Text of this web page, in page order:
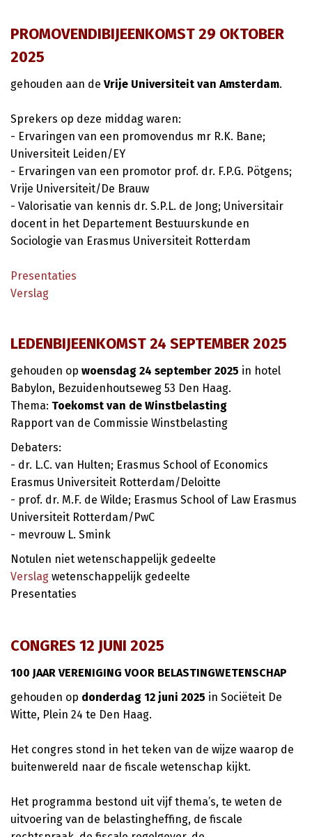
PROMOVENDIBIJEENKOMST 29 OKTOBER
2025
gehouden aan de Vrije Universiteit van Amsterdam.
Sprekers op deze middag waren:
- Ervaringen van een promovendus mr R.K. Bane;
Universiteit Leiden/EY
- Ervaringen van een promotor prof. dr. F.P.G. Pötgens;
Vrije Universiteit/De Brauw
- Valorisatie van kennis dr. S.P.L. de Jong; Universitair
docent in het Departement Bestuurskunde en
Sociologie van Erasmus Universiteit Rotterdam
Presentaties
Verslag
LEDENBIJEENKOMST 24 SEPTEMBER 2025
gehouden op woensdag 24 september 2025 in hotel
Babylon, Bezuidenhoutseweg 53 Den Haag.
Thema: Toekomst van de Winstbelasting
Rapport van de Commissie Winstbelasting
Debaters:
- dr. L.C. van Hulten; Erasmus School of Economics
Erasmus Universiteit Rotterdam/Deloitte
- prof. dr. M.F. de Wilde; Erasmus School of Law Erasmus
Universiteit Rotterdam/PwC
- mevrouw L. Smink
Notulen niet wetenschappelijk gedeelte
Verslag wetenschappelijk gedeelte
Presentaties
CONGRES 12 JUNI 2025
100 JAAR VERENIGING VOOR BELASTINGWETENSCHAP
gehouden op donderdag 12 juni 2025 in Sociëteit De
Witte, Plein 24 te Den Haag.
Het congres stond in het teken van de wijze waarop de
buitenwereld naar de fiscale wetenschap kijkt.
Het programma bestond uit vijf thema’s, te weten de
uitvoering van de belastingheffing, de fiscale